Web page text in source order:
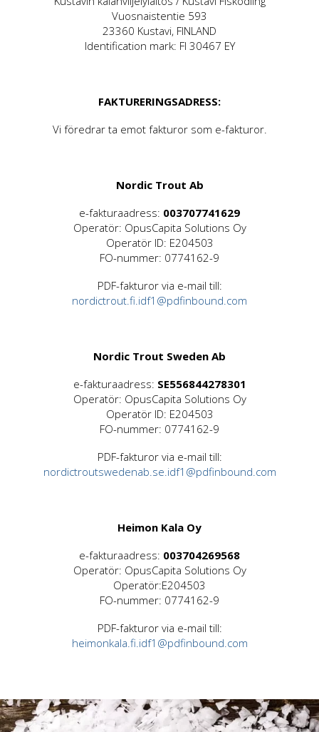
Vuosnaistentie 593
23360 Kustavi, FINLAND
Identification mark: FI 30467 EY
FAKTURERINGSADRESS:
Vi föredrar ta emot fakturor som e-fakturor.
Nordic Trout Ab
e-fakturaadress: 003707741629
Operatör: OpusCapita Solutions Oy
Operatör ID: E204503
FO-nummer: 0774162-9
PDF-fakturor via e-mail till:
nordictrout.fi.idf1@pdfinbound.com
Nordic Trout Sweden Ab
e-fakturaadress: SE556844278301
Operatör: OpusCapita Solutions Oy
Operatör ID: E204503
FO-nummer: 0774162-9
PDF-fakturor via e-mail till:
nordictroutswedenab.se.idf1@pdfinbound.com
Heimon Kala Oy
e-fakturaadress: 003704269568
Operatör: OpusCapita Solutions Oy
Operatör:E204503
FO-nummer: 0774162-9
PDF-fakturor via e-mail till:
heimonkala.fi.idf1@pdfinbound.com